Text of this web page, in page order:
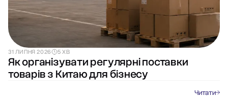
31 ЛИПНЯ 2026 5 ХВ
Як організувати регулярні поставки
товарів з Китаю для бізнесу
Читати